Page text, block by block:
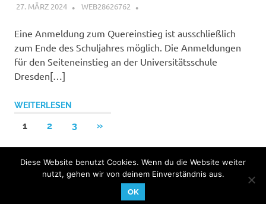
27. MÄRZ 2024 WEB28626762
Eine Anmeldung zum Quereinstieg ist ausschließlich
zum Ende des Schuljahres möglich. Die Anmeldungen
für den Seiteneinstieg an der Universitätsschule
Dresden[…]
WEITERLESEN
Seitennummerierung
der
Beiträge
1 2 3
NÄCHSTE
»
WordPress-Theme: Poseidon von ThemeZee.
Diese Website benutzt Cookies. Wenn du die Website weiter
nutzt, gehen wir von deinem Einverständnis aus.
OK